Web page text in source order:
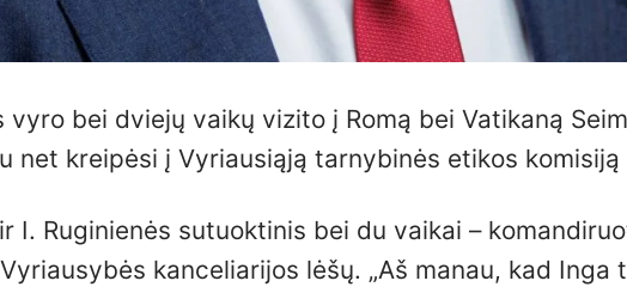
bei dviejų vaikų vizito į Romą bei Vatikaną
net kreipėsi į Vyriausiąją tarnybinės etikos komisiją
I. Ruginienės sutuoktinis bei du vaikai –
kanceliarijos lėšų. „Aš manau, kad Inga